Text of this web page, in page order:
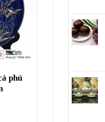
phú